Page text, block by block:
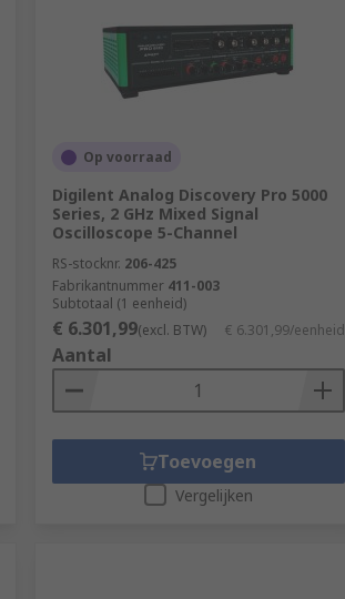
Op voorraad
Digilent Analog Discovery Pro 5000
Series, 2 GHz Mixed Signal
Oscilloscope 5-Channel
RS-stocknr. 206-425
Fabrikantnummer 411-003
Subtotaal (1 eenheid)
€ 6.301,99(excl. BTW) € 6.301,99/eenheid
Aantal
Toevoegen
Vergelijken